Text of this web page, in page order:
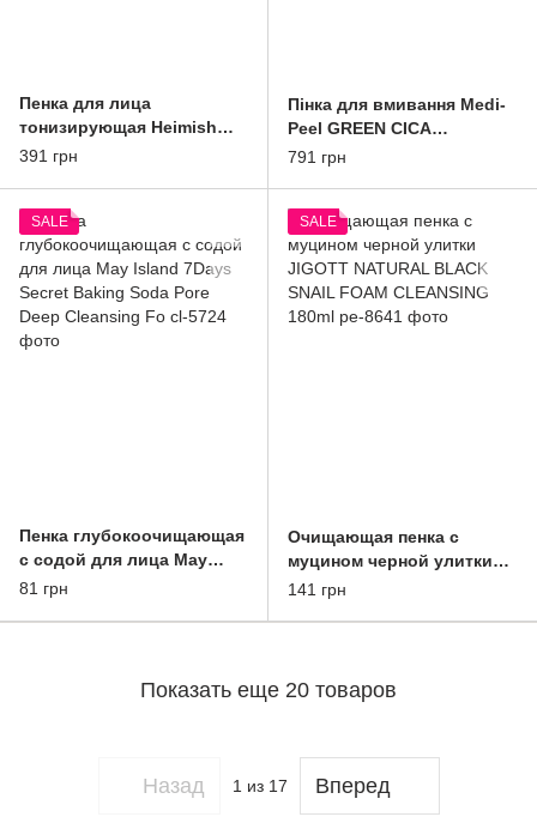
Пенка для лица
тонизирующая Heimish
Biome Amino Acne
391 грн
Пінка для вмивання Medi-
Peel GREEN CICA
COLLAGEN CLEAR 2.0
791 грн
SALE
Пенка глубокоочищающая
с содой для лица May
Island 7Days Secret Baking
81 грн
SALE
Очищающая пенка с
муцином черной улитки
JIGOTT NATURAL BLACK
141 грн
Показать еще 20 товаров
Назад 1 из 17 Вперед